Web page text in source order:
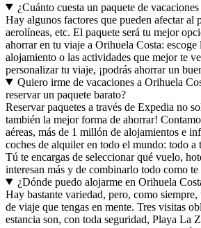
¿Cuánto cuesta un paquete de
Hay algunos factores que pueden afectar al
aerolíneas, etc. El paquete será tu mejor
ahorrar en tu viaje a Orihuela Costa: escoge
alojamiento o las actividades que mejor te
personalizar tu viaje, ¡podrás ahorrar un
Quiero irme de vacaciones a Orihuela
reservar un paquete barato?
Reservar paquetes a través de Expedia no
también la mejor forma de ahorrar!
aéreas, más de 1 millón de alojamientos e
coches de alquiler en todo el mundo: todo a
Tú te encargas de seleccionar qué vuelo,
interesan más y de combinarlo todo como te
¿Dónde puedo alojarme en Orihuela
Hay bastante variedad, pero, como
de viaje que tengas en mente. Tres visitas
estancia son, con toda seguridad, Playa La